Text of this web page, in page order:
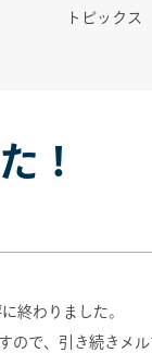
トピックス
！
終わりました。
ので、引き続きメ